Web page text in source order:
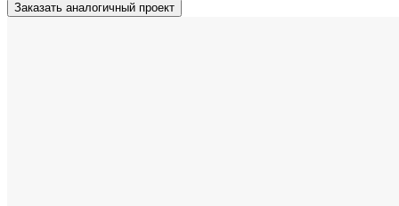
Заказать аналогичный проект